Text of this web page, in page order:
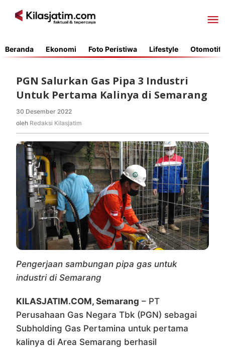
Beranda Ekonomi Foto Peristiwa Lifestyle Otomotif
PGN Salurkan Gas Pipa 3 Industri
Untuk Pertama Kalinya di Semarang
30 Desember 2022
Redaksi
oleh Redaksi Kilasjatim
Pengerjaan sambungan pipa gas untuk
industri di Semarang
KILASJATIM.COM, Semarang – PT
Perusahaan Gas Negara Tbk (PGN) sebagai
Subholding Gas Pertamina untuk pertama
kalinya di Area Semarang berhasil